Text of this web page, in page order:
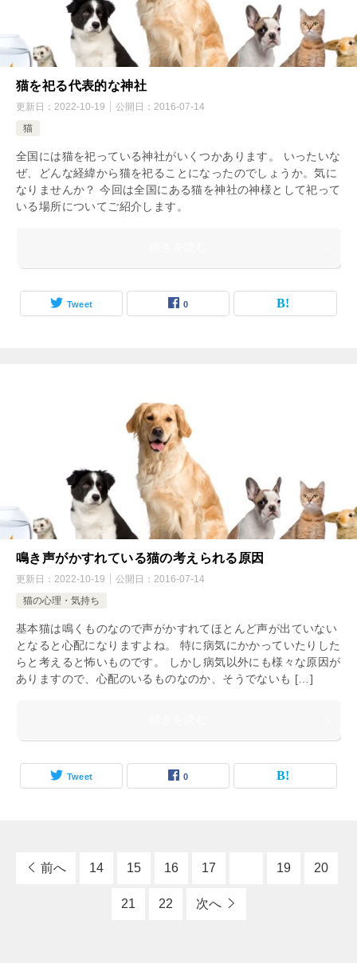
猫を祀る代表的な神社
更新日： 2022-10-19 公開日： 2016-07-14
猫
全国には猫を祀っている神社がいくつかあります。 いったいな
ぜ、どんな経緯から猫を祀ることになったのでしょうか。気に
なりませんか？ 今回は全国にある猫を神社の神様として祀って
いる場所についてご紹介します。
Tweet 0
鳴き声がかすれている猫の考えられる原因
更新日： 2022-10-19 公開日： 2016-07-14
猫の心理・気持ち
基本猫は鳴くものなので声がかすれてほとんど声が出ていない
となると心配になりますよね。 特に病気にかかっていたりした
らと考えると怖いものです。 しかし病気以外にも様々な原因が
ありますので、心配のいるものなのか、そうでないも […]
Tweet 0
前へ 14 15 16 17 19 20
21 22 次へ